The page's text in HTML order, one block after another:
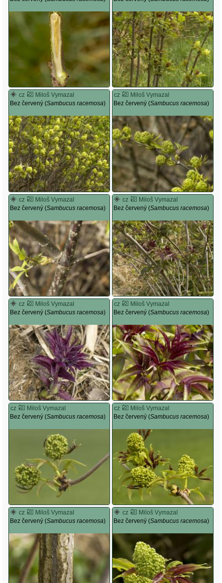
cz
Miloš Vymazal
Bez červený (Sambucus racemosa)
cz
Miloš Vymazal
Bez červený (Sambucus racemosa)
cz
Miloš Vymazal
Bez červený (Sambucus racemosa)
cz
Miloš Vymazal
Bez červený (Sambucus racemosa)
cz
Miloš Vymazal
Bez červený (Sambucus racemosa)
cz
Miloš Vymazal
Bez červený (Sambucus racemosa)
cz
Miloš Vymazal
Bez červený (Sambucus racemosa)
cz
Miloš Vymazal
Bez červený (Sambucus racemosa)
cz
Miloš Vymazal
Bez červený (Sambucus racemosa)
cz
Miloš Vymazal
Bez červený (Sambucus racemosa)